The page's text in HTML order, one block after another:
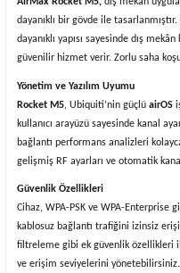
dayanıklı bir gövde ile
dayanıklı yapısı sayesinde dış
güvenilir hizmet verir. Zorlu saha
Yönetim ve Yazılım Uyumu
Rocket M5, Ubiquiti’nin güçlü airOS
kullanıcı arayüzü sayesinde kanal
bağlantı performans analizleri
gelişmiş RF ayarları ve otomatik
Güvenlik Özellikleri
Cihaz, WPA-PSK ve WPA-
kablosuz bağlantı trafiğini izinsiz
filtreleme gibi ek güvenlik özellikleri
ve erişim seviyelerini yönetebilirsiniz.